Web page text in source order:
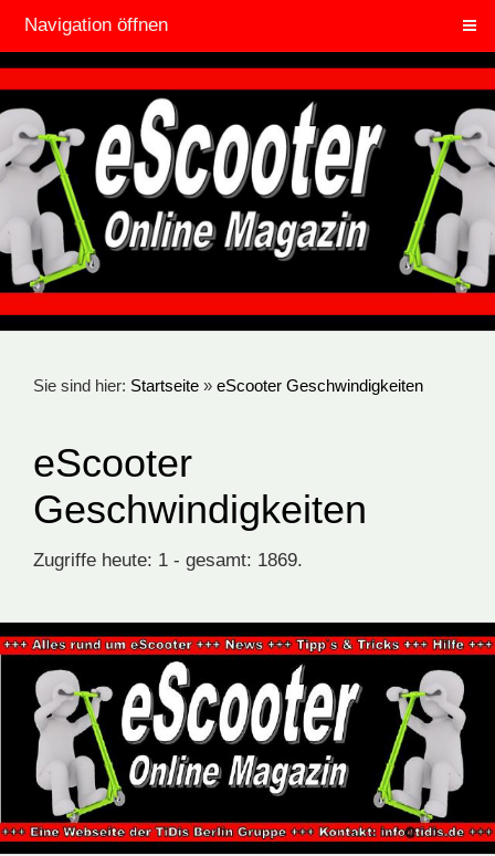
Navigation öffnen
Sie sind hier: Startseite » eScooter Geschwindigkeiten
eScooter
Geschwindigkeiten
Zugriffe heute: 1 - gesamt: 1869.